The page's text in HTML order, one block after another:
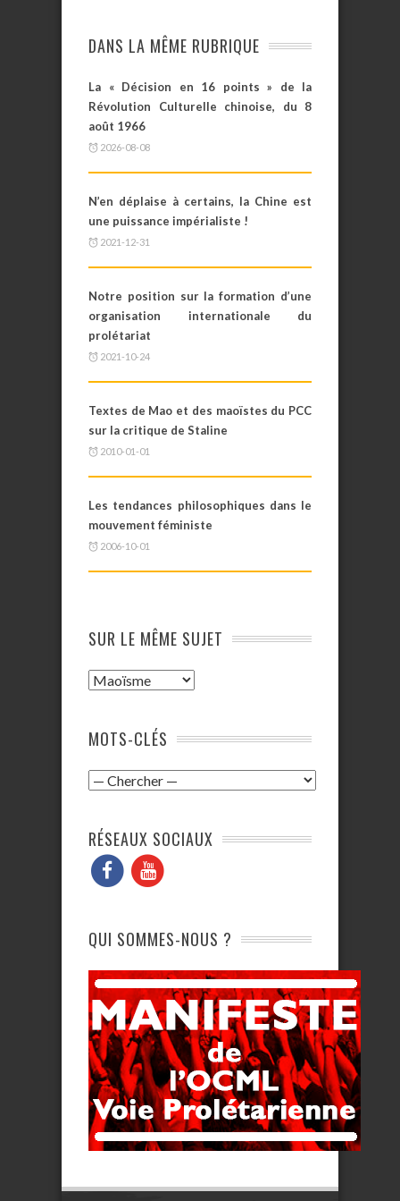
DANS LA MÊME RUBRIQUE
La « Décision en 16 points » de la
Révolution Culturelle chinoise, du 8
août 1966
2026-08-08
N’en déplaise à certains, la Chine est
une puissance impérialiste !
2021-12-31
Notre position sur la formation d’une
organisation internationale du
prolétariat
2021-10-24
Textes de Mao et des maoïstes du PCC
sur la critique de Staline
2010-01-01
Les tendances philosophiques dans le
mouvement féministe
2006-10-01
SUR LE MÊME SUJET
MOTS-CLÉS
RÉSEAUX SOCIAUX
QUI SOMMES-NOUS ?